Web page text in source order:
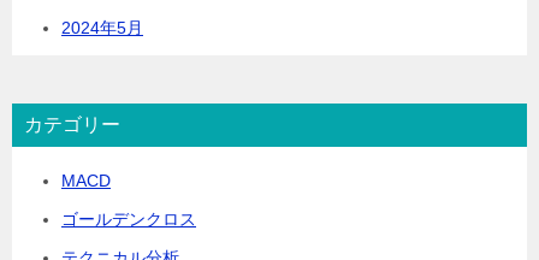
2024年5月
カテゴリー
MACD
ゴールデンクロス